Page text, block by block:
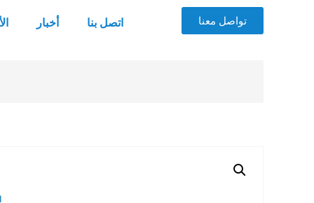
أخبار اتصل بنا تواصل معنا